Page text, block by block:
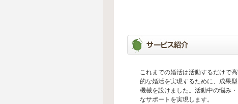
これまでの婚活は活動するだけで
的な婚活を実現するために、成果
機械を設けました。活動中の悩み
なサポートを実現します。